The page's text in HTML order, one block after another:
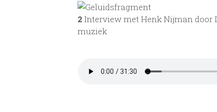
2 Interview met Henk Nijman door
muziek